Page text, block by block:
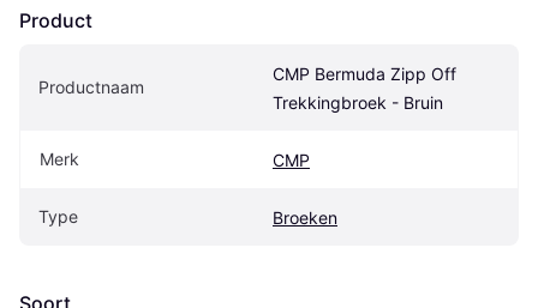
Product
Productnaam
CMP Bermuda Zipp Off
Trekkingbroek - Bruin
Merk CMP
Type Broeken
Soort